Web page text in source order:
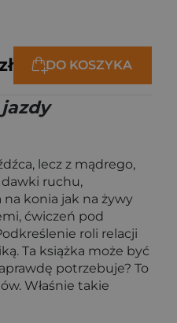
DO KOSZYKA
lecz z mądrego,
ruchu,
konia jak na żywy
ćwiczeń pod
roli relacji
Ta książka może być
potrzebuje? To
Właśnie takie